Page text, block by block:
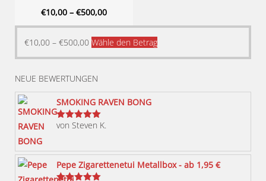
€10,00 – €500,00
€10,00 – €500,00 Wähle den BetragDieses
Produkt
können
NEUE BEWERTUNGEN
SMOKING RAVEN BONG
Bewertet
von Steven K.
Pepe Zigarettenetui Metallbox - ab 1,95 €